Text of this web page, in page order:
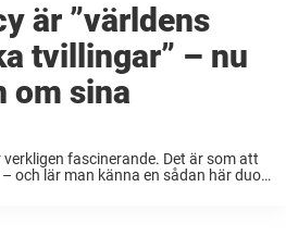
är ”världens
tvillingar” – nu
om sina
fascinerande. Det är som att
och lär man känna en sådan här duo